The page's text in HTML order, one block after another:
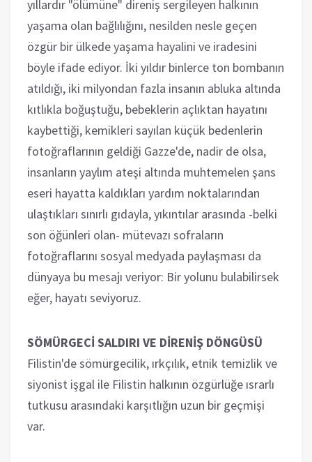
yıllardır "ölümüne" direniş sergileyen halkının
yaşama olan bağlılığını, nesilden nesle geçen
özgür bir ülkede yaşama hayalini ve iradesini
böyle ifade ediyor. İki yıldır binlerce ton bombanın
atıldığı, iki milyondan fazla insanın abluka altında
kıtlıkla boğuştuğu, bebeklerin açlıktan hayatını
kaybettiği, kemikleri sayılan küçük bedenlerin
fotoğraflarının geldiği Gazze'de, nadir de olsa,
insanların yaylım ateşi altında muhtemelen şans
eseri hayatta kaldıkları yardım noktalarından
ulaştıkları sınırlı gıdayla, yıkıntılar arasında -belki
son öğünleri olan- mütevazı sofraların
fotoğraflarını sosyal medyada paylaşması da
dünyaya bu mesajı veriyor: Bir yolunu bulabilirsek
eğer, hayatı seviyoruz.
SÖMÜRGECİ SALDIRI VE DİRENİŞ DÖNGÜSÜ
Filistin'de sömürgecilik, ırkçılık, etnik temizlik ve
siyonist işgal ile Filistin halkının özgürlüğe ısrarlı
tutkusu arasındaki karşıtlığın uzun bir geçmişi
var.